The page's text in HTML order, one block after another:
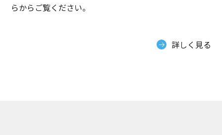
らからご覧ください。
詳しく見る